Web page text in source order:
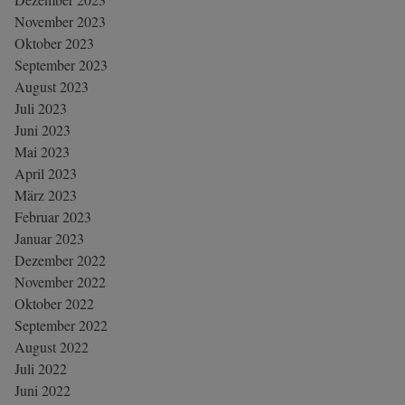
November 2023
Oktober 2023
September 2023
August 2023
Juli 2023
Juni 2023
Mai 2023
April 2023
März 2023
Februar 2023
Januar 2023
Dezember 2022
November 2022
Oktober 2022
September 2022
August 2022
Juli 2022
Juni 2022